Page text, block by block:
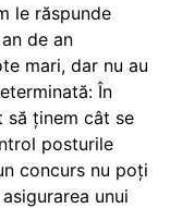
le răspunde
de an
mari, dar nu au
În
să ținem cât se
posturile
concurs nu poți
unui